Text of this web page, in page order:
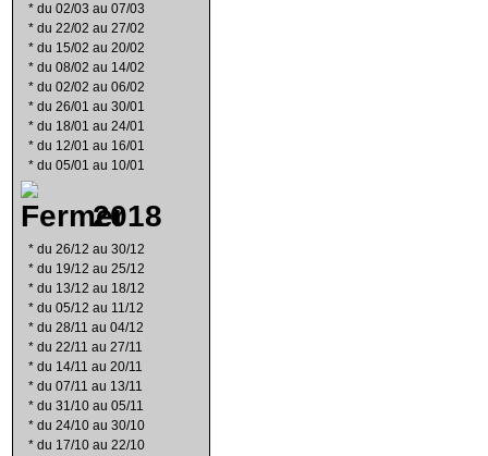
* du 02/03 au 07/03
* du 22/02 au 27/02
* du 15/02 au 20/02
* du 08/02 au 14/02
* du 02/02 au 06/02
* du 26/01 au 30/01
* du 18/01 au 24/01
* du 12/01 au 16/01
* du 05/01 au 10/01
2018
* du 26/12 au 30/12
* du 19/12 au 25/12
* du 13/12 au 18/12
* du 05/12 au 11/12
* du 28/11 au 04/12
* du 22/11 au 27/11
* du 14/11 au 20/11
* du 07/11 au 13/11
* du 31/10 au 05/11
* du 24/10 au 30/10
* du 17/10 au 22/10